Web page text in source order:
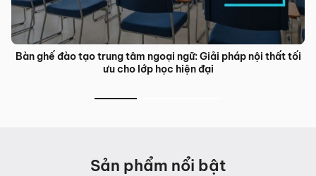
Bàn ghế đào tạo trung tâm ngoại ngữ: Giải pháp nội thất tối
ưu cho lớp học hiện đại
Sản phẩm nổi bật